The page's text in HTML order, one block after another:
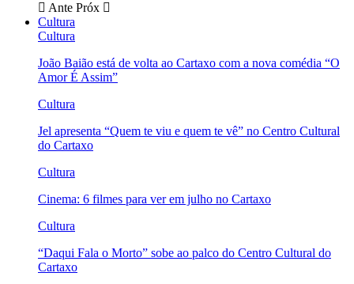
Ante Próx
Cultura
Cultura
João Baião está de volta ao Cartaxo com a nova comédia “O
Amor É Assim”
Cultura
Jel apresenta “Quem te viu e quem te vê” no Centro Cultural
do Cartaxo
Cultura
Cinema: 6 filmes para ver em julho no Cartaxo
Cultura
“Daqui Fala o Morto” sobe ao palco do Centro Cultural do
Cartaxo